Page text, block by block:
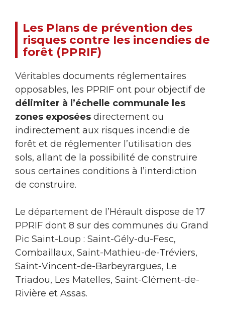
Les Plans de prévention des
risques contre les incendies de
forêt (PPRIF)
Véritables documents réglementaires
opposables, les PPRIF ont pour objectif de
délimiter à l’échelle communale les
zones exposées directement ou
indirectement aux risques incendie de
forêt et de réglementer l’utilisation des
sols, allant de la possibilité de construire
sous certaines conditions à l’interdiction
de construire.
Le département de l’Hérault dispose de 17
PPRIF dont 8 sur des communes du Grand
Pic Saint-Loup : Saint-Gély-du-Fesc,
Combaillaux, Saint-Mathieu-de-Tréviers,
Saint-Vincent-de-Barbeyrargues, Le
Triadou, Les Matelles, Saint-Clément-de-
Rivière et Assas.